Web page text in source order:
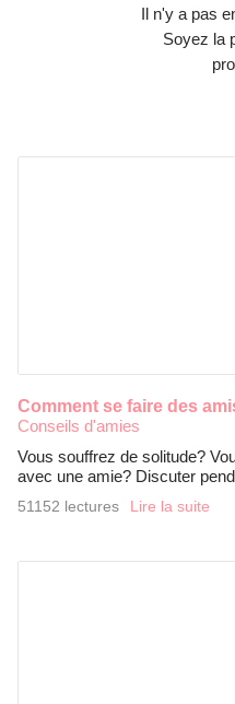
Il n'y a pas
Soyez la
Comment se faire des
Conseils d'amies
Vous souffrez de solitude?
avec une amie? Discuter
51152 lectures Lire la suite